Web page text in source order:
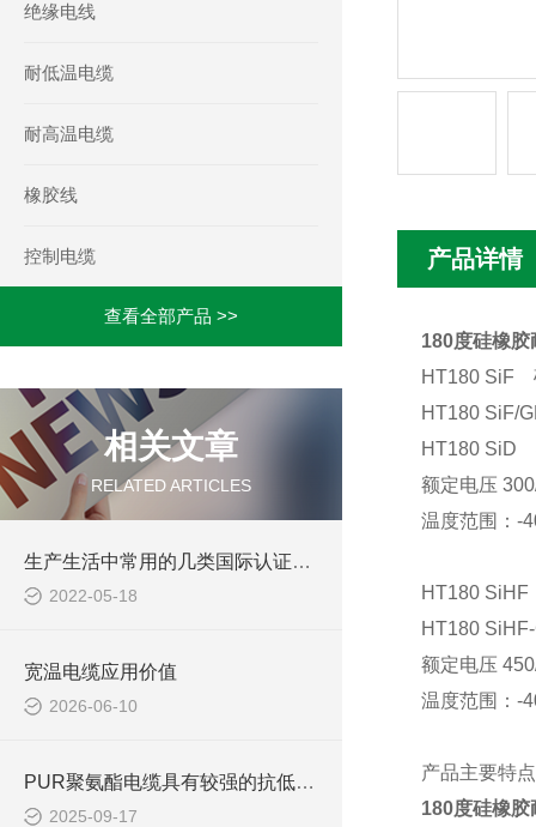
绝缘电线
耐低温电缆
耐高温电缆
橡胶线
控制电缆
查看全部产品 >>
相关文章
RELATED ARTICLES
生产生活中常用的几类国际认证电线电缆绝缘材料
2022-05-18
宽温电缆应用价值
2026-06-10
PUR聚氨酯电缆具有较强的抗低温性能
2025-09-17
产品详情
180度硅橡胶
HT180 SiF
HT180 SiF/
HT180 SiD
额定电压
温度范围： -
HT180
HT180
额定电压
温度范围： -
产品主要特点
180度硅橡胶